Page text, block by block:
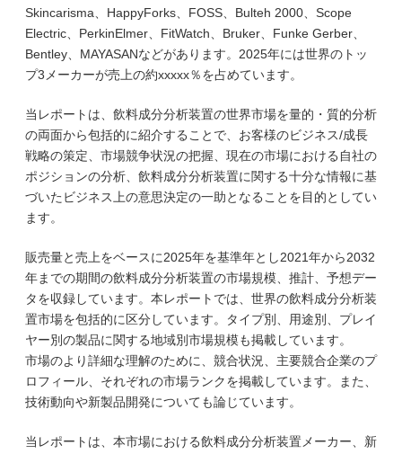
Skincarisma、HappyForks、FOSS、Bulteh 2000、Scope
Electric、PerkinElmer、FitWatch、Bruker、Funke Gerber、
Bentley、MAYASANなどがあります。2025年には世界のトッ
プ3メーカーが売上の約xxxxx％を占めています。
当レポートは、飲料成分分析装置の世界市場を量的・質的分析
の両面から包括的に紹介することで、お客様のビジネス/成長
戦略の策定、市場競争状況の把握、現在の市場における自社の
ポジションの分析、飲料成分分析装置に関する十分な情報に基
づいたビジネス上の意思決定の一助となることを目的としてい
ます。
販売量と売上をベースに2025年を基準年とし2021年から2032
年までの期間の飲料成分分析装置の市場規模、推計、予想デー
タを収録しています。本レポートでは、世界の飲料成分分析装
置市場を包括的に区分しています。タイプ別、用途別、プレイ
ヤー別の製品に関する地域別市場規模も掲載しています。
市場のより詳細な理解のために、競合状況、主要競合企業のプ
ロフィール、それぞれの市場ランクを掲載しています。また、
技術動向や新製品開発についても論じています。
当レポートは、本市場における飲料成分分析装置メーカー、新